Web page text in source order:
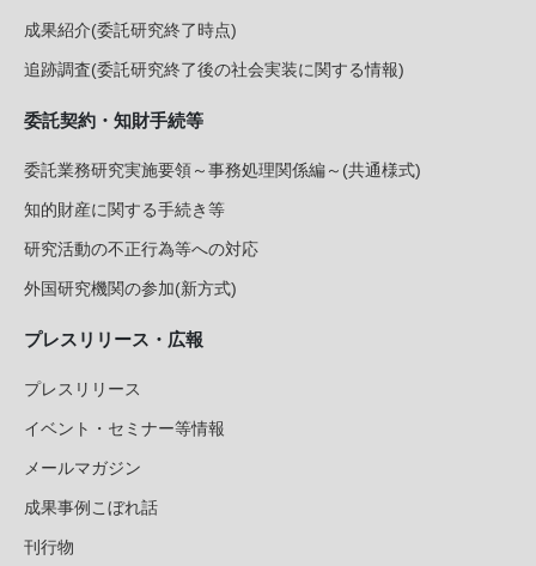
成果紹介(委託研究終了時点)
追跡調査(委託研究終了後の社会実装に関する情報)
委託契約・知財手続等
委託業務研究実施要領～事務処理関係編～(共通様式)
知的財産に関する手続き等
研究活動の不正行為等への対応
外国研究機関の参加(新方式)
プレスリリース・広報
プレスリリース
イベント・セミナー等情報
メールマガジン
成果事例こぼれ話
刊行物